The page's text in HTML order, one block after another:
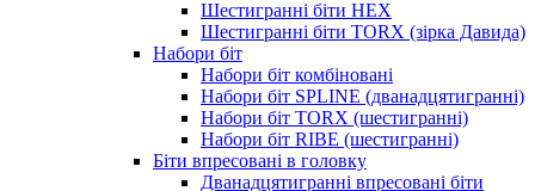
Шестигранні біти HEX
Шестигранні біти TORX (зірка Давида)
Набори біт
Набори біт комбіновані
Набори біт SPLINE (дванадцятигранні)
Набори біт TORX (шестигранні)
Набори біт RIBE (шестигранні)
Біти впресовані в головку
Дванадцятигранні впресовані біти